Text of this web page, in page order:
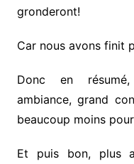
gronderont!
Car nous avons finit
Donc en
ambiance, grand
beaucoup moins
Et puis bon, plus